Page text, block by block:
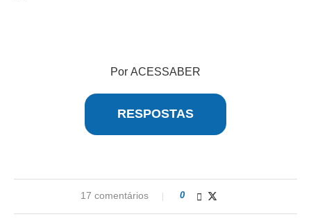
Por ACESSABER
RESPOSTAS
17 comentários 0